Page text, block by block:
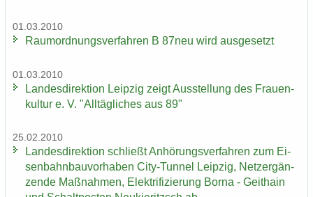
01.03.2010
Raum­ord­nungs­ver­fah­ren B 87neu wird aus­ge­setzt
01.03.2010
Lan­des­di­rek­ti­on Leip­zig zeigt Aus­stel­lung des Frau­en­
kul­tur e. V. "All­täg­li­ches aus 89"
25.02.2010
Lan­des­di­rek­ti­on schließt An­hö­rungs­ver­fah­ren zum Ei­
sen­bahn­bau­vor­ha­ben City-​Tunnel Leip­zig, Netz­er­gän­
zen­de Maß­nah­men, Elek­tri­fi­zie­rung Borna - Geit­hain